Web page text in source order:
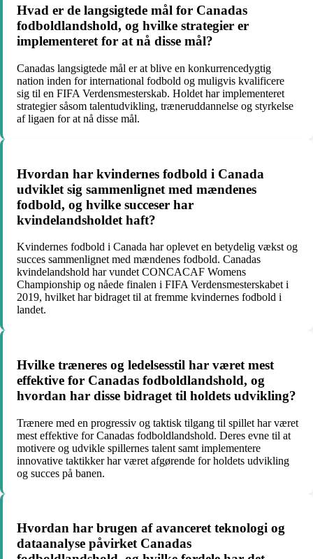
Hvad er de langsigtede mål for Canadas
fodboldlandshold, og hvilke strategier er
implementeret for at nå disse mål?
Canadas langsigtede mål er at blive en konkurrencedygtig
nation inden for international fodbold og muligvis kvalificere
sig til en FIFA Verdensmesterskab. Holdet har implementeret
strategier såsom talentudvikling, træneruddannelse og styrkelse
af ligaen for at nå disse mål.
Hvordan har kvindernes fodbold i Canada
udviklet sig sammenlignet med mændenes
fodbold, og hvilke succeser har
kvindelandsholdet haft?
Kvindernes fodbold i Canada har oplevet en betydelig vækst og
succes sammenlignet med mændenes fodbold. Canadas
kvindelandshold har vundet CONCACAF Womens
Championship og nåede finalen i FIFA Verdensmesterskabet i
2019, hvilket har bidraget til at fremme kvindernes fodbold i
landet.
Hvilke træneres og ledelsesstil har været mest
effektive for Canadas fodboldlandshold, og
hvordan har disse bidraget til holdets udvikling?
Trænere med en progressiv og taktisk tilgang til spillet har været
mest effektive for Canadas fodboldlandshold. Deres evne til at
motivere og udvikle spillernes talent samt implementere
innovative taktikker har været afgørende for holdets udvikling
og succes på banen.
Hvordan har brugen af avanceret teknologi og
dataanalyse påvirket Canadas